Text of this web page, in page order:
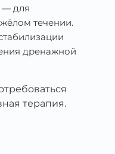
— для
течении.
дренажной
терапия.